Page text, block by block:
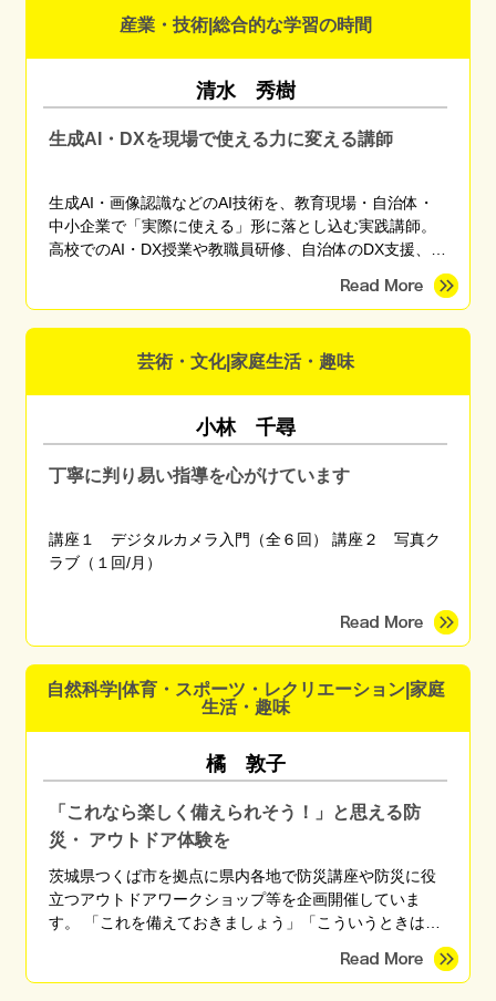
産業・技術|総合的な学習の時間
清水 秀樹
生成AI・DXを現場で使える力に変える講師
生成AI・画像認識などのAI技術を、教育現場・自治体・
中小企業で「実際に使える」形に落とし込む実践講師。
高校でのAI・DX授業や教職員研修、自治体のDX支援、産
学官連携プロジェクトに従事。東京海洋大学 産学官連携
芸術・文化|家庭生活・趣味
小林 千尋
丁寧に判り易い指導を心がけています
講座１ デジタルカメラ入門（全６回） 講座２ 写真ク
ラブ（１回/月）
自然科学|体育・スポーツ・レクリエーション|家庭
生活・趣味
橘 敦子
「これなら楽しく備えられそう！」と思える防
災・ アウトドア体験を
茨城県つくば市を拠点に県内各地で防災講座や防災に役
立つアウトドアワークショップ等を企画開催していま
す。 「これを備えておきましょう」「こういうときはこ
く、「自分に最適な備えや行動」を自分で考えられるよ